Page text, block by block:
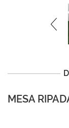
MESA